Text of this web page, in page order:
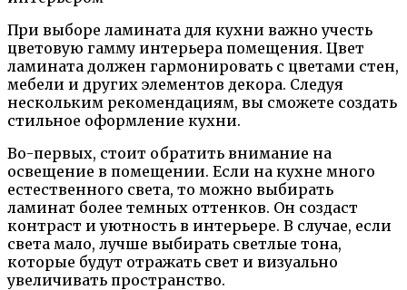
При выборе ламината для кухни важно учесть
цветовую гамму интерьера помещения. Цвет
ламината должен гармонировать с цветами стен,
мебели и других элементов декора. Следуя
нескольким рекомендациям, вы сможете создать
стильное оформление кухни.
Во-первых, стоит обратить внимание на
освещение в помещении. Если на кухне много
естественного света, то можно выбирать
ламинат более темных оттенков. Он создаст
контраст и уютность в интерьере. В случае, если
света мало, лучше выбирать светлые тона,
которые будут отражать свет и визуально
увеличивать пространство.